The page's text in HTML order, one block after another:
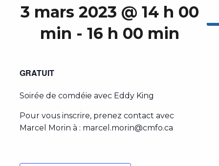
3 mars 2023 @ 14 h 00
min - 16 h 00 min
GRATUIT
Soirée de comdéie avec Eddy King
Pour vous inscrire, prenez contact avec
Marcel Morin à : marcel.morin@cmfo.ca